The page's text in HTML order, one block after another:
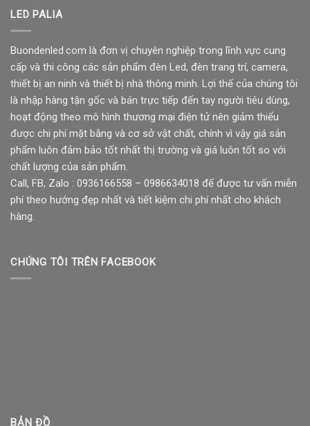
LED PALIA
Buondenled.com là đơn vị chuyên nghiệp trong lĩnh vực cung
cấp và thi công các sản phẩm đèn Led, đèn trang trí, camera,
thiết bị an ninh và thiết bị nhà thông minh. Lợi thế của chúng tôi
là nhập hàng tận gốc và bán trực tiếp đến tay người tiêu dùng,
hoạt động theo mô hình thương mại điện tử nên giảm thiểu
được chi phí mặt bằng và cơ sở vật chất, chính vì vậy giá sản
phẩm luôn đảm bảo tốt nhất thị trường và giá luôn tốt so với
chất lượng của sản phẩm.
Call, FB, Zalo : 0936166558 – 0986634018 để được tư vấn miễn
phí theo hướng đẹp nhất và tiết kiệm chi phí nhất cho khách
hàng.
CHÚNG TÔI TRÊN FACEBOOK
BẢN ĐỒ